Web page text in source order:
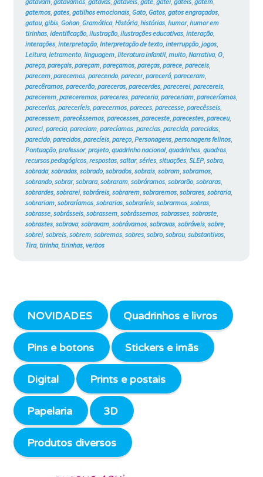
gatemos, gates, gatilhos emocionais, Gato, Gatos, gatos engraçados,
gatou, gibis, Gohan, Gramática, História, histórias, humor, humor em
tirinhas, identificação, ilustração, ilustrações educativas, interação,
interações, interpretação, Interpretação de texto, interrupção, jogos,
Leitura, letramento, linguagem, literatura infantil, muito, Narrativa, O,
pareça, pareçais, pareçam, pareçamos, pareças, parece, pareceis,
parecem, parecemos, parecendo, parecer, parecerá, pareceram,
parecêramos, parecerão, pareceras, parecerdes, parecerei, parecereis,
parecerem, pareceremos, pareceres, pareceria, pareceriam, pareceríamos,
parecerias, pareceríeis, parecermos, pareces, parecesse, parecêsseis,
parecessem, parecêssemos, parecesses, pareceste, parecestes, pareceu,
pareci, parecia, pareciam, parecíamos, parecias, parecida, parecidas,
parecido, parecidos, parecíeis, pareço, Personagens, personagens felinos,
Pontuação, professor, projeto, quadrinho nacional, quadrinhos, quadros,
recursos pedagógicos, respostas, saltar, séries, situações, SLEP, sobra,
sobrada, sobradas, sobrado, sobrados, sobrais, sobram, sobramos,
sobrando, sobrar, sobrara, sobraram, sobráramos, sobrarão, sobraras,
sobrardes, sobrarei, sobráreis, sobrarem, sobraremos, sobrares, sobraria,
sobrariam, sobraríamos, sobrarias, sobraríeis, sobrarmos, sobras,
sobrasse, sobrásseis, sobrassem, sobrássemos, sobrasses, sobraste,
sobrastes, sobrava, sobravam, sobrávamos, sobravas, sobráveis, sobre,
sobrei, sobreis, sobrem, sobremos, sobres, sobro, sobrou, substantivos,
Tira, tirinha, tirinhas, verbos
NOVIDADES Quadrinhos e livros
Pins e botons Stickers e imãs
Digital Prints e postais
Papelaria 3D
Produtos diversos